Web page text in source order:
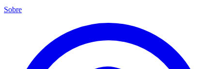
Sobre